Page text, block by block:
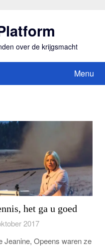
over de krijgsmacht
Menu
het ga u goed
2017
Jeanine, Opeens waren ze